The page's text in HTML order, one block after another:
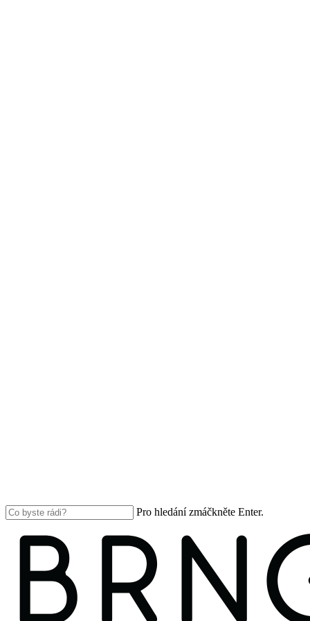
Pro hledání zmáčkněte Enter.
Search